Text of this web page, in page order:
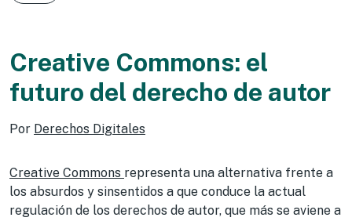
Creative Commons: el
futuro del derecho de autor
Por Derechos Digitales
Creative Commons representa una alternativa frente a
los absurdos y sinsentidos a que conduce la actual
regulación de los derechos de autor, que más se aviene a